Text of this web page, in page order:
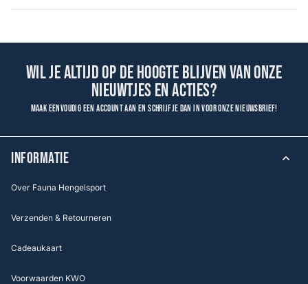
Wil je altijd op de hoogte blijven van onze
nieuwtjes en acties?
Maak eenvoudig een account aan en schrijf je dan in voor onze nieuwsbrief!
INFORMATIE
Over Fauna Hengelsport
Verzenden & Retourneren
Cadeaukaart
Voorwaarden KWO